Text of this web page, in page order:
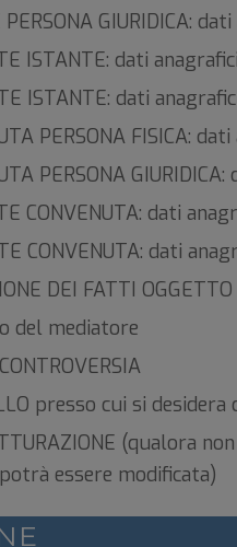
PERSONA GIURIDICA:
ISTANTE: dati
ISTANTE: dati
PERSONA FISICA:
PERSONA
CONVENUTA: dati
CONVENUTA: dati
DEI FATTI
del mediatore
presso cui si
(qualora
essere modificata)